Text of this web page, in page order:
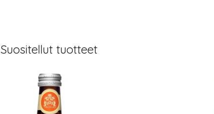
Suositellut tuotteet